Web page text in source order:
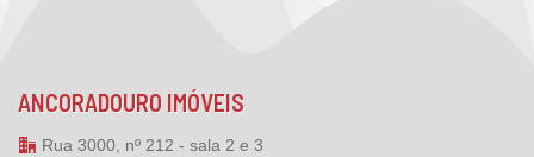
ANCORADOURO IMÓVEIS
Rua 3000, nº 212 - sala 2 e 3